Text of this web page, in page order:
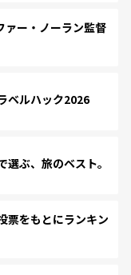
ー・ノーラン監督
ベルハック2026
ぶ、旅のベスト。
をもとにランキン